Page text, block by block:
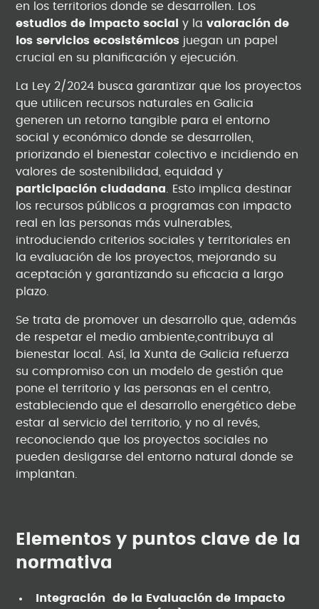
en los territorios donde se desarrollen. Los
estudios de impacto socialy la valoración de
los servicios ecosistémicos juegan un papel
crucial en su planificación y ejecución.
La Ley 2/2024 busca garantizar que los proyectos
que utilicen recursos naturales en Galicia
generen un retorno tangible para el entorno
social y económico donde se desarrollen,
priorizando el bienestar colectivo e incidiendo en
valores de sostenibilidad, equidad y
participación ciudadana . Esto implica destinar
los recursos públicos a programas con impacto
real en las personas más vulnerables,
introduciendo criterios sociales y territoriales en
la evaluación de los proyectos, mejorando su
aceptación y garantizando su eficacia a largo
plazo.
Se trata de promover un desarrollo que, además
de respetar el medio ambiente,contribuya al
bienestar local. Así, la Xunta de Galicia refuerza
su compromiso con un modelo de gestión que
pone el territorio y las personas en el centro,
estableciendo que el desarrollo energético debe
estar al servicio del territorio, y no al revés,
reconociendo que los proyectos sociales no
pueden desligarse del entorno natural donde se
implantan.
Elementos y puntos clave de la
normativa
Integración de la Evaluación de Impacto